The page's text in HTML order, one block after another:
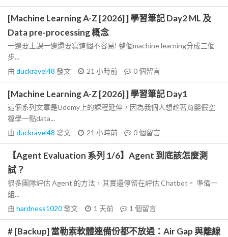
[Machine Learning A-Z [2026] ] 學習筆記 Day2 ML 及
Data pre-processing 概念
一邊要上課一邊還要寫這個不容易! 整個machine learning分成三個
步...
由 duckravel48 發文 21 小時前 0個留言
[Machine Learning A-Z [2026] ] 學習筆記 Day1
這個系列文章是Udemy上的課程延伸，因為我個人想趁著育嬰假空
檔學一點data...
由 duckravel48 發文 21 小時前 0個留言
【Agent Evaluation 系列 1/6】Agent 到底該怎麼測
試？
很多團隊評估 Agent 的方法，其實還停留在評估 Chatbot。 準備一
組...
由 hardness1020發文 1 天前 1 個留言
# [Backup] 當勒索軟體連備份都不放過：Air Gap 與離線